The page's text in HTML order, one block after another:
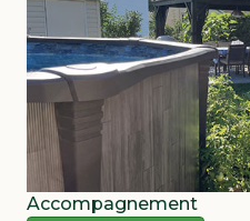
Accompagnement